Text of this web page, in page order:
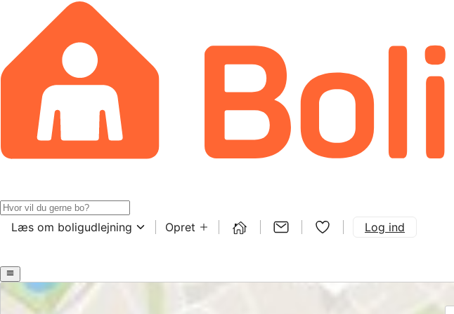
Læs om boligudlejning Opret Log ind